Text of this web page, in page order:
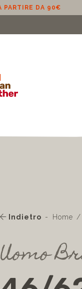
Indietro Home
Uomo